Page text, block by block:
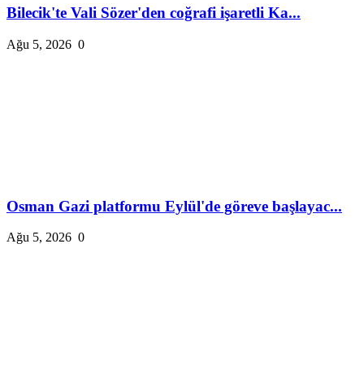
Bilecik'te Vali Sözer'den coğrafi işaretli Ka...
Ağu 5, 2026 0
Osman Gazi platformu Eylül'de göreve başlayac...
Ağu 5, 2026 0